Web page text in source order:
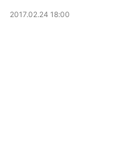
2017.02.24 18:00